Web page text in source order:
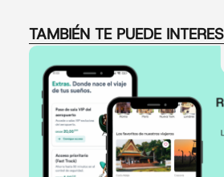
TAMBIÉN TE PUEDE